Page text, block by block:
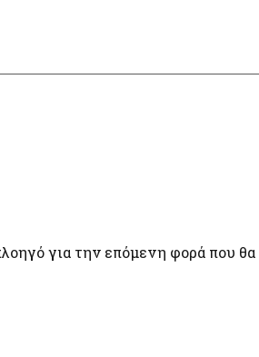
για την επόμενη φορά που